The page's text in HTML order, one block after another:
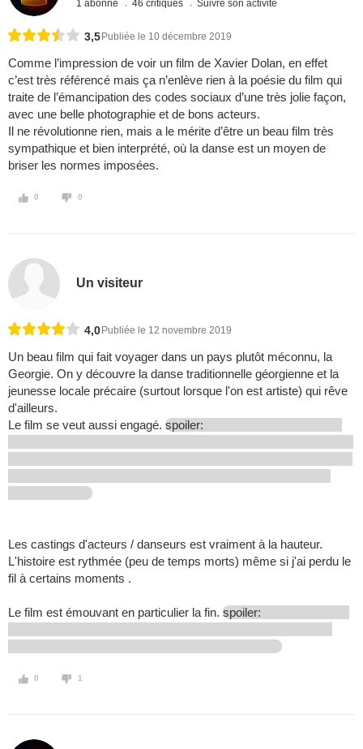
1 abonné 46 critiques Suivre son activité
3,5 Publiée le 10 décembre 2019
Comme l’impression de voir un film de Xavier Dolan, en effet
c’est très référencé mais ça n’enlève rien à la poésie du film qui
traite de l’émancipation des codes sociaux d’une très jolie façon,
avec une belle photographie et de bons acteurs.
Il ne révolutionne rien, mais a le mérite d’être un beau film très
sympathique et bien interprété, où la danse est un moyen de
briser les normes imposées.
0 0
Un visiteur
4,0 Publiée le 12 novembre 2019
Un beau film qui fait voyager dans un pays plutôt méconnu, la
Georgie. On y découvre la danse traditionnelle géorgienne et la
jeunesse locale précaire (surtout lorsque l'on est artiste) qui rêve
d'ailleurs.
Le film se veut aussi engagé. spoiler:
Les castings d'acteurs / danseurs est vraiment à la hauteur.
L'histoire est rythmée (peu de temps morts) même si j'ai perdu le
fil à certains moments .
Le film est émouvant en particulier la fin. spoiler:
0 1